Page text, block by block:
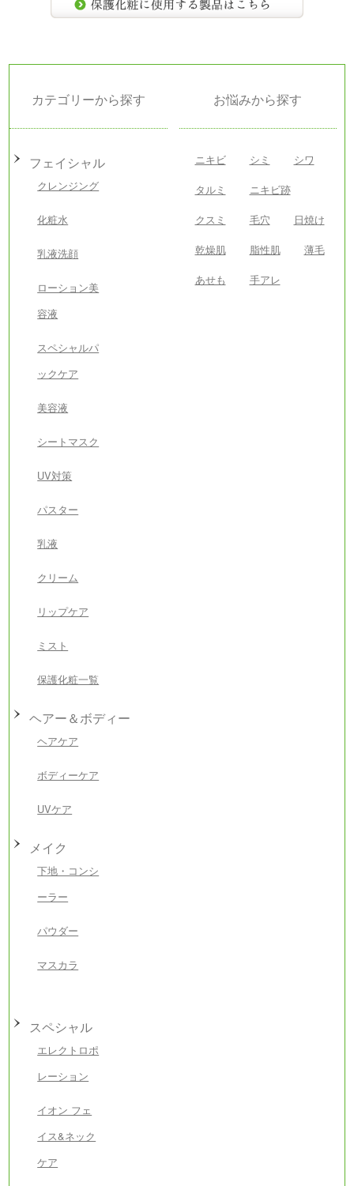
カテゴリーから探す
フェイシャル
クレンジング
化粧水
乳液洗顔
ローション美
容液
スペシャルパ
ックケア
美容液
シートマスク
UV対策
パスター
乳液
クリーム
リップケア
ミスト
保護化粧一覧
ヘアー＆ボディー
ヘアケア
ボディーケア
UVケア
メイク
下地・コンシ
ーラー
パウダー
マスカラ
スペシャル
エレクトロポ
レーション
イオン フェ
イス&ネック
ケア
お悩みから探す
ニキビ シミ
シワ
タルミ
ニキビ跡
クスミ
毛穴
日焼け
乾燥肌
脂性肌
薄毛
あせも
手アレ